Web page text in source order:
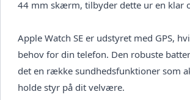
44 mm skærm, tilbyder dette ur en klar
Apple Watch SE er udstyret med GPS,
behov for din telefon. Den robuste
det en række sundhedsfunktioner som
holde styr på dit velvære.